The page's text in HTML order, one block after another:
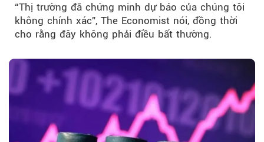
“Thị trường đã chứng minh dự báo của chúng tôi
không chính xác”, The Economist nói, đồng thời
cho rằng đây không phải điều bất thường.